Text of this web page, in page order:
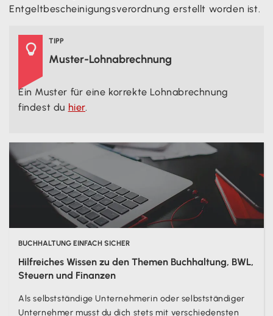
Entgeltbescheinigungsverordnung erstellt worden ist.
 TIPP
Muster-Lohnabrechnung
Ein Muster für eine korrekte Lohnabrechnung
findest du hier.
BUCHHALTUNG EINFACH SICHER
Hilfreiches Wissen zu den Themen Buchhaltung, BWL,
Steuern und Finanzen
Als selbstständige Unternehmerin oder selbstständiger
Unternehmer musst du dich stets mit verschiedensten